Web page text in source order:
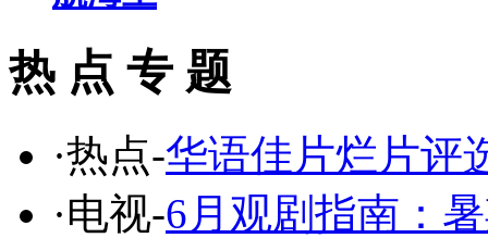
热 点 专 题
·热点-华语佳片烂片评
·电视-6月观剧指南：